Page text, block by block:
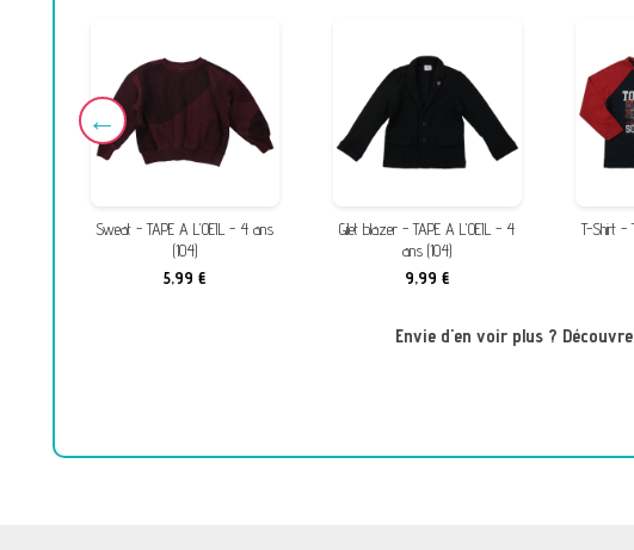
Sweat - TAPE A L'OEIL - 4 ans
(104)
5,99 €
Gilet blazer - TAPE A L'OEIL - 4
ans (104)
9,99 €
T-Shirt -
Envie d'en voir plus ?